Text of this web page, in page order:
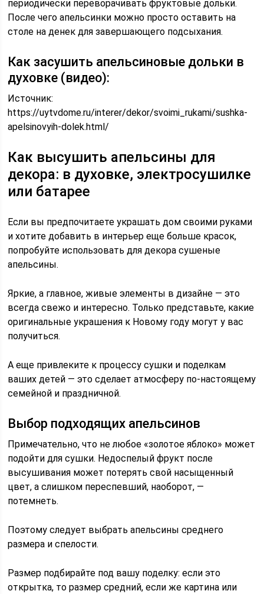
периодически переворачивать фруктовые дольки.
После чего апельсинки можно просто оставить на
столе на денек для завершающего подсыхания.
Как засушить апельсиновые дольки в
духовке (видео):
Источник:
https://uytvdome.ru/interer/dekor/svoimi_rukami/sushka-
apelsinovyih-dolek.html/
Как высушить апельсины для
декора: в духовке, электросушилке
или батарее
Если вы предпочитаете украшать дом своими руками
и хотите добавить в интерьер еще больше красок,
попробуйте использовать для декора сушеные
апельсины.
Яркие, а главное, живые элементы в дизайне — это
всегда свежо и интересно. Только представьте, какие
оригинальные украшения к Новому году могут у вас
получиться.
А еще привлеките к процессу сушки и поделкам
ваших детей — это сделает атмосферу по-настоящему
семейной и праздничной.
Выбор подходящих апельсинов
Примечательно, что не любое «золотое яблоко» может
подойти для сушки. Недоспелый фрукт после
высушивания может потерять свой насыщенный
цвет, а слишком переспевший, наоборот, —
потемнеть.
Поэтому следует выбрать апельсины среднего
размера и спелости.
Размер подбирайте под вашу поделку: если это
открытка, то размер средний, если же картина или